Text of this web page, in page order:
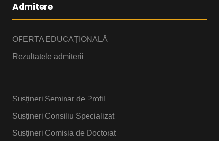
Admitere
OFERTA EDUCAȚIONALĂ
Rezultatele admiterii
Susțineri Seminar de Profil
Susțineri Consiliu Specializat
Susțineri Comisia de Doctorat